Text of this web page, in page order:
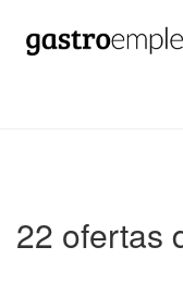
22 ofertas